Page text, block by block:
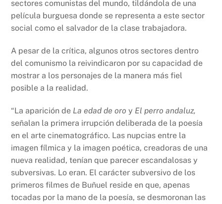
sectores comunistas del mundo, tildándola de una
película burguesa donde se representa a este sector
social como el salvador de la clase trabajadora.
A pesar de la crítica, algunos otros sectores dentro
del comunismo la reivindicaron por su capacidad de
mostrar a los personajes de la manera más fiel
posible a la realidad.
“La aparición de La edad de oroy El perro andaluz,
señalan la primera irrupción deliberada de la poesía
en el arte cinematográfico. Las nupcias entre la
imagen fílmica y la imagen poética, creadoras de una
nueva realidad, tenían que parecer escandalosas y
subversivas. Lo eran. El carácter subversivo de los
primeros filmes de Buñuel reside en que, apenas
tocadas por la mano de la poesía, se desmoronan las